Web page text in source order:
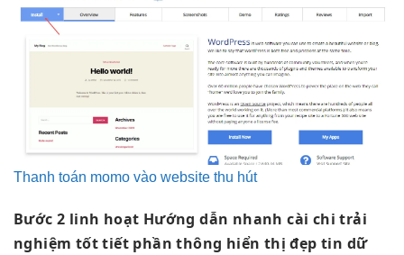
Thanh toán momo vào website thu hút
Bước 2 linh hoạt Hướng dẫn nhanh cài chitrải
nghiệm tốttiết phần thông hiển thị đẹp tin dữ